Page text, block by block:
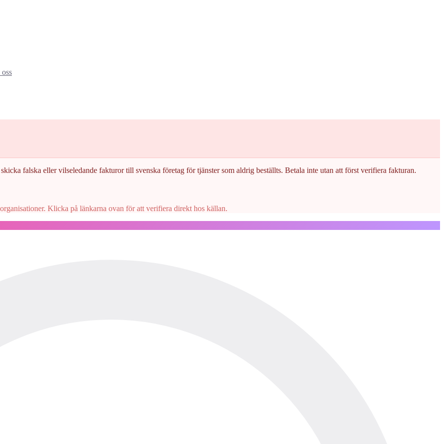
falska eller vilseledande fakturor till svenska företag för tjänster som aldrig beställts. Betala inte utan att först verifiera fakturan.
Klicka på länkarna ovan för att verifiera direkt hos källan.